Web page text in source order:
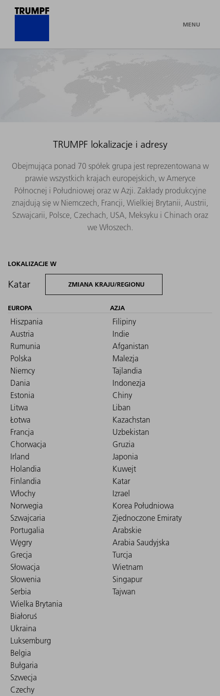
MENU
TRUMPF lokalizacje i adresy
Obejmująca ponad 70 spółek grupa jest reprezentowana w
prawie wszystkich krajach europejskich, w Ameryce
Północnej i Południowej oraz w Azji. Zakłady produkcyjne
znajdują się w Niemczech, Francji, Wielkiej Brytanii, Austrii,
Szwajcarii, Polsce, Czechach, USA, Meksyku i Chinach oraz
we Włoszech.
LOKALIZACJE W
Katar ZMIANA KRAJU/REGIONU
EUROPA
Hiszpania
Austria
Rumunia
Polska
Niemcy
Dania
Estonia
Litwa
Łotwa
Francja
Chorwacja
Irland
Holandia
Finlandia
Włochy
Norwegia
Szwajcaria
Portugalia
Węgry
Grecja
Słowacja
Słowenia
Serbia
Wielka Brytania
Białoruś
Ukraina
Luksemburg
Belgia
Bułgaria
Szwecja
Czechy
AZJA
Filipiny
Indie
Afganistan
Malezja
Tajlandia
Indonezja
Chiny
Liban
Kazachstan
Uzbekistan
Gruzia
Japonia
Kuwejt
Katar
Izrael
Korea Południowa
Zjednoczone Emiraty
Arabskie
Arabia Saudyjska
Turcja
Wietnam
Singapur
Tajwan